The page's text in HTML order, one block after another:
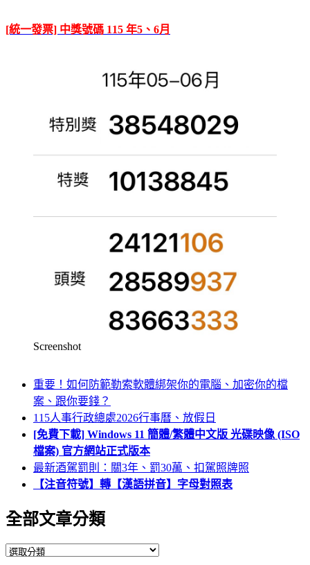
[統一發票] 中獎號碼 115 年5、6月
Screenshot
重要！如何防範勒索軟體綁架你的電腦、加密你的檔
案、跟你要錢？
115人事行政總處2026行事曆、放假日
[免費下載] Windows 11 簡體/繁體中文版 光碟映像 (ISO
檔案) 官方網站正式版本
最新酒駕罰則：關3年、罰30萬、扣駕照牌照
【注音符號】轉【漢語拼音】字母對照表
全部文章分類
全